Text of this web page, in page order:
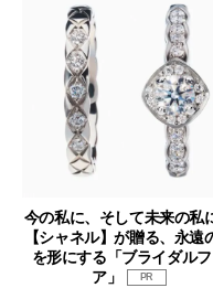
今の私に、そして未来の私
【シャネル】が贈る、永遠
を形にする「ブライダル
ア」
PR